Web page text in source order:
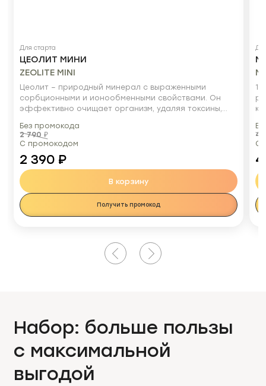
Для старта
ЦЕОЛИТ МИНИ
ZEOLITE MINI
Цеолит – природный минерал с выраженными
сорбционными и ионообменными свойствами. Он
эффективно очищает организм, удаляя токсины,
токсические агенты), бактерии, радиоактивные
частицы и химикаты. Параллельно он насыщает
способствуя восстановлению минерального
баланса.
С промокодом
2 390 ₽
Без промокода
2 790 ₽
В корзину
Получить промокод
С
4
Набор: больше пользы
с максимальной
выгодой